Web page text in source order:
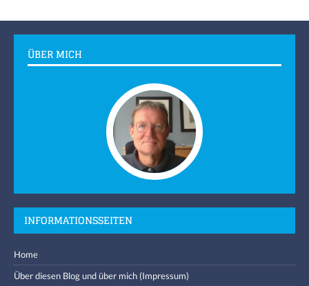
ÜBER MICH
INFORMATIONSSEITEN
Home
Über diesen Blog und über mich (Impressum)